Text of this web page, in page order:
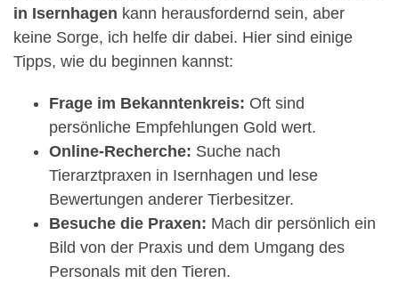
in Isernhagen kann herausfordernd sein, aber
keine Sorge, ich helfe dir dabei. Hier sind einige
Tipps, wie du beginnen kannst:
Frage im Bekanntenkreis: Oft sind
persönliche Empfehlungen Gold wert.
Online-Recherche: Suche nach
Tierarztpraxen in Isernhagen und lese
Bewertungen anderer Tierbesitzer.
Besuche die Praxen: Mach dir persönlich ein
Bild von der Praxis und dem Umgang des
Personals mit den Tieren.